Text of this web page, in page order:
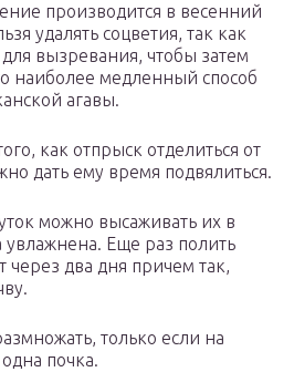
производится в весенний
удалять соцветия, так как
вызревания, чтобы затем
наиболее медленный способ
агавы.
как отпрыск отделиться от
дать ему время подвялиться.
можно высаживать их в
увлажнена. Еще раз полить
через два дня причем так,
только если на
почка.